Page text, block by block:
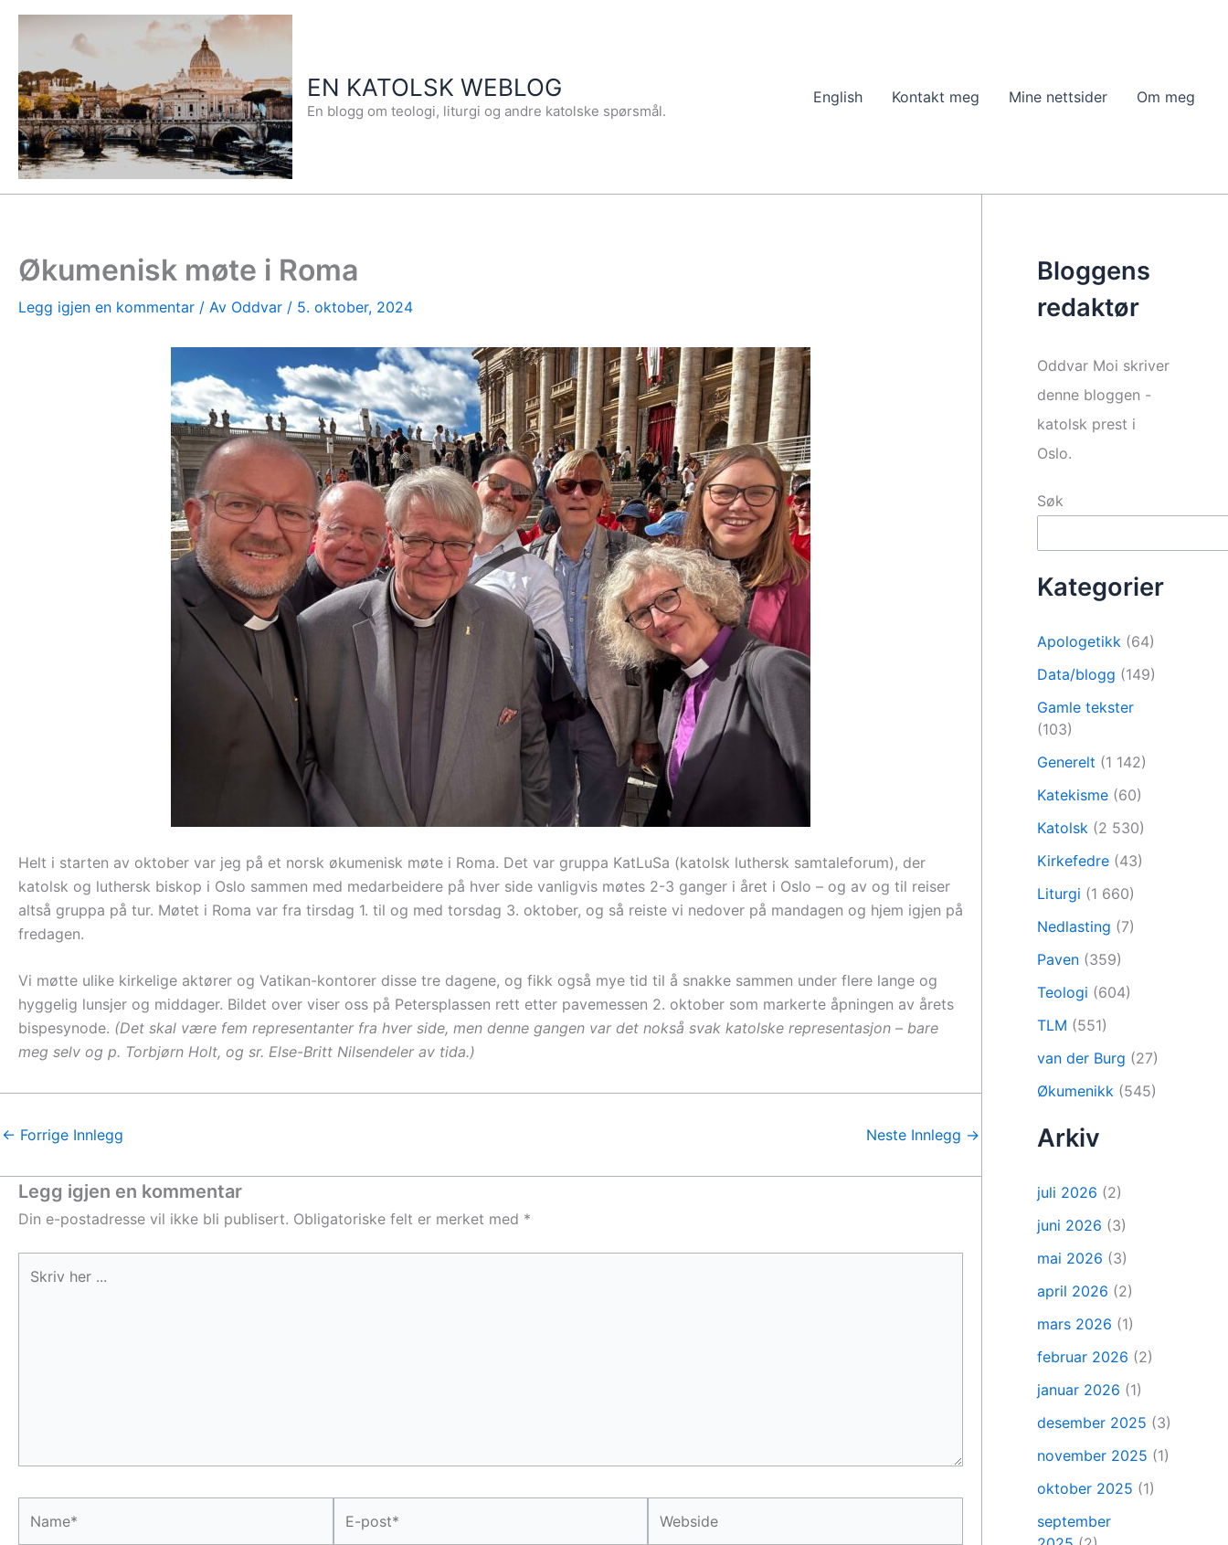
Hopp
innholdet
EN KATOLSK WEBLOG
En blogg om teologi, liturgi og andre katolske spørsmål.
English Kontakt meg Mine nettsider Om meg
Økumenisk møte i Roma
Legg igjen en kommentar / Av Oddvar / 5. oktober, 2024
Helt i starten av oktober var jeg på et norsk økumenisk møte i Roma. Det var gruppa KatLuSa (katolsk luthersk samtaleforum), der
katolsk og luthersk biskop i Oslo sammen med medarbeidere på hver side vanligvis møtes 2-3 ganger i året i Oslo – og av og til reiser
altså gruppa på tur. Møtet i Roma var fra tirsdag 1. til og med torsdag 3. oktober, og så reiste vi nedover på mandagen og hjem igjen på
fredagen.
Vi møtte ulike kirkelige aktører og Vatikan-kontorer disse tre dagene, og fikk også mye tid til å snakke sammen under flere lange og
hyggelig lunsjer og middager. Bildet over viser oss på Petersplassen rett etter pavemessen 2. oktober som markerte åpningen av årets
bispesynode. (Det skal være fem representanter fra hver side, men denne gangen var det nokså svak katolske representasjon – bare
meg selv og p. Torbjørn Holt, og sr. Else-Britt Nilsendeler av tida.)
← Forrige Innlegg Neste Innlegg →
Legg igjen en kommentar
Din e-postadresse vil ikke bli publisert. Obligatoriske felt er merket med *
her
post*
Bloggens
redaktør
Oddvar Moi skriver
denne bloggen -
katolsk prest i
Oslo.
Søk
Kategorier
Apologetikk (64)
Data/blogg (149)
Gamle tekster
(103)
Generelt (1 142)
Katekisme (60)
Katolsk (2 530)
Kirkefedre (43)
Liturgi (1 660)
Nedlasting (7)
Paven (359)
Teologi (604)
TLM (551)
van der Burg (27)
Økumenikk (545)
Arkiv
juli 2026 (2)
juni 2026 (3)
mai 2026 (3)
april 2026 (2)
mars 2026 (1)
februar 2026 (2)
januar 2026 (1)
desember 2025 (3)
november 2025 (1)
oktober 2025 (1)
september